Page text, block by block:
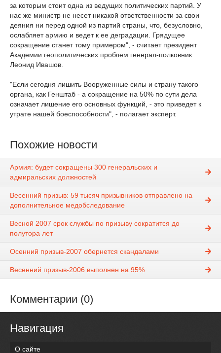
за которым стоит одна из ведущих политических партий. У
нас же министр не несет никакой ответственности за свои
деяния ни перед одной из партий страны, что, безусловно,
ослабляет армию и ведет к ее деградации. Грядущее
сокращение станет тому примером", - считает президент
Академии геополитических проблем генерал-полковник
Леонид Ивашов.
"Если сегодня лишить Вооруженные силы и страну такого
органа, как Генштаб - а сокращение на 50% по сути дела
означает лишение его основных функций, - это приведет к
утрате нашей боеспособности", - полагает эксперт.
Похожие новости
Армия: будeт сокращены 300 генеральских и
адмиральских должностей
Весенний призыв: 59 тысяч призывников отправлено на
дополнительное медобследование
Весной 2007 срок службы по призыву сократится до
полутора лет
Осенний призыв-2007 обернется скандалами
Весенний призыв-2006 выполнен на 95%
Комментарии (0)
Навигация
О сайте